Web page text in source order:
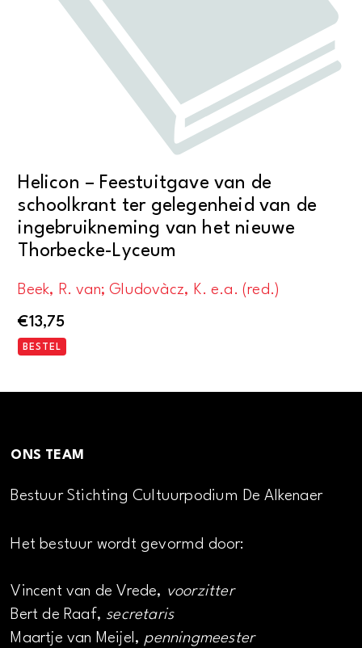
Helicon – Feestuitgave van de
schoolkrant ter gelegenheid van de
ingebruikneming van het nieuwe
Thorbecke-Lyceum
Beek, R. van; Gludovàcz, K. e.a. (red.)
€13,75
BESTEL
ONS TEAM
Bestuur Stichting Cultuurpodium De Alkenaer
Het bestuur wordt gevormd door:
Vincent van de Vrede, voorzitter
Bert de Raaf, secretaris
Maartje van Meijel, penningmeester